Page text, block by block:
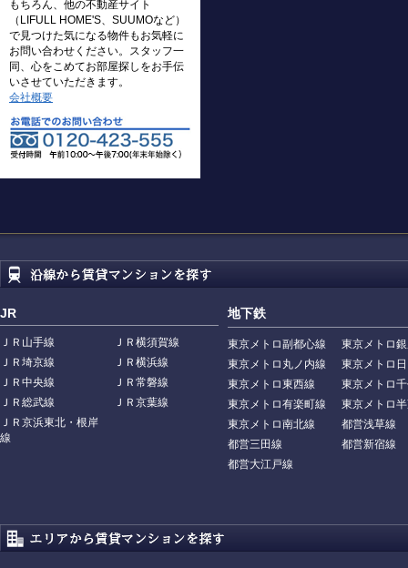
もちろん、他の不動産サイト
（LIFULL HOME'S、SUUMOなど）
で見つけた気になる物件もお気軽に
お問い合わせください。スタッフ一
同、心をこめてお部屋探しをお手伝
いさせていただきます。
会社概要
JR
ＪＲ山手線
ＪＲ横須賀線
ＪＲ埼京線
ＪＲ横浜線
ＪＲ中央線
ＪＲ常磐線
ＪＲ総武線
ＪＲ京葉線
ＪＲ京浜東北・根岸
線
地下鉄
東京メトロ副都心線
東京メトロ
東京メトロ丸ノ内線
東京メトロ
東京メトロ東西線
東京メトロ
東京メトロ有楽町線
東京メトロ
東京メトロ南北線
都営浅草線
都営三田線
都営新宿線
都営大江戸線